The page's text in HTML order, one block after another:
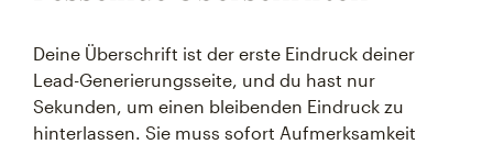
Deine Überschrift ist der erste Eindruck deiner
Lead-Generierungsseite, und du hast nur
Sekunden, um einen bleibenden Eindruck zu
hinterlassen. Sie muss sofort Aufmerksamkeit